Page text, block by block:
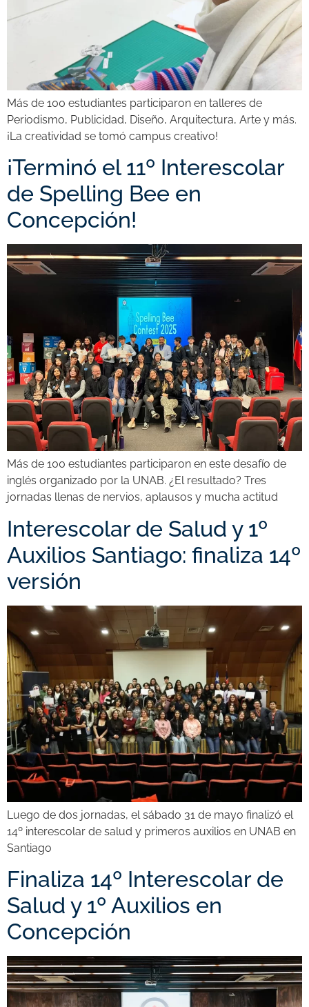
Más de 100 estudiantes participaron en talleres de
Periodismo, Publicidad, Diseño, Arquitectura, Arte y más.
¡La creatividad se tomó campus creativo!
¡Terminó el 11º Interescolar
de Spelling Bee en
Concepción!
Más de 100 estudiantes participaron en este desafío de
inglés organizado por la UNAB. ¿El resultado? Tres
jornadas llenas de nervios, aplausos y mucha actitud
Interescolar de Salud y 1º
Auxilios Santiago: finaliza 14º
versión
Luego de dos jornadas, el sábado 31 de mayo finalizó el
14º interescolar de salud y primeros auxilios en UNAB en
Santiago
Finaliza 14º Interescolar de
Salud y 1º Auxilios en
Concepción